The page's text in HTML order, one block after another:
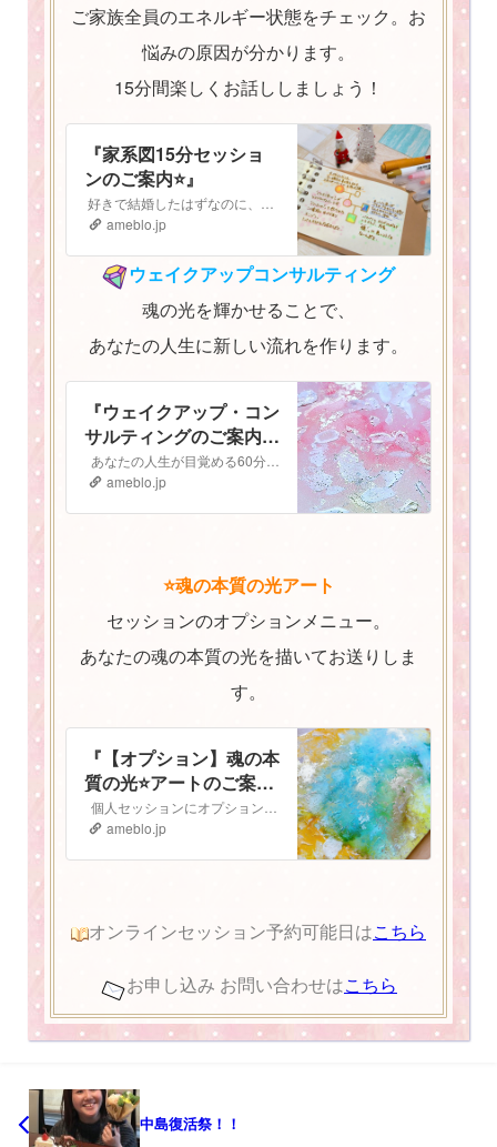
ご家族全員のエネルギー状態をチェック。お
悩みの原因が分かります。
15分間楽しくお話ししましょう！
『家系図15分セッショ
ンのご案内⭐️』
ameblo.jp
ウェイクアップコンサルティング
魂の光を輝かせることで、
あなたの人生に新しい流れを作ります。
『ウェイクアップ・コン
サルティングのご案内
⭐️』
ameblo.jp
⭐️魂の本質の光アート
セッションのオプションメニュー。
あなたの魂の本質の光を描いてお送りしま
す。
『【オプション】魂の本
質の光⭐️アートのご案
内』
ameblo.jp
オンラインセッション予約可能日はこちら
お申し込み お問い合わせはこちら
中島復活祭！！